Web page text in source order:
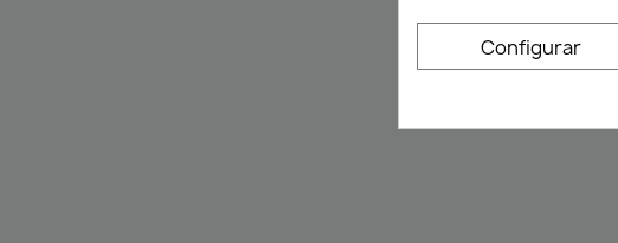
Configurar